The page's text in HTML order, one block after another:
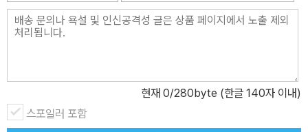
에서 적용한 결과, 참여한 대부분 학생들의 읽기 능력이 뚜렷하게 향
상되었다. 그리고 읽기 유창성과 함께 읽기 이해에도 효과가 있었다.
정에서 쉽게 활용이 가능합니다. 이 교재는 학교와 가정에서 쉽고 편
리하게 활용할 수 있도록 음성 자료(안내, 시범읽기)를 제공한다. 따
라서 온라인 가정학습으로도 활용할 수 있다. 글을 읽고 이해한 정도
현재 0/280byte (한글 140자 이내)
스포일러 포함